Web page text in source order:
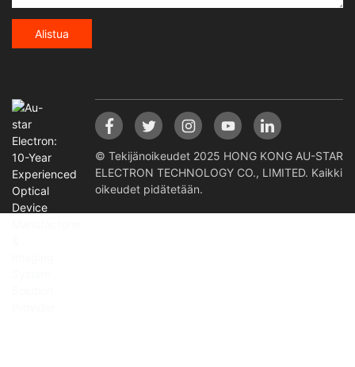
Alistua
© Tekijänoikeudet 2025 HONG KONG AU-STAR
ELECTRON TECHNOLOGY CO., LIMITED. Kaikki
oikeudet pidätetään.